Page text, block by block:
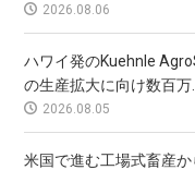
2026.08.06
ハワイ発のKuehnle
の生産拡大に向け数百万...
2026.08.05
米国で進む工場式畜産